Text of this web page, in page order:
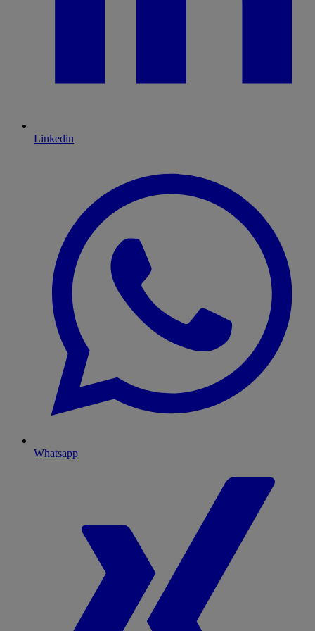
Linkedin
Whatsapp